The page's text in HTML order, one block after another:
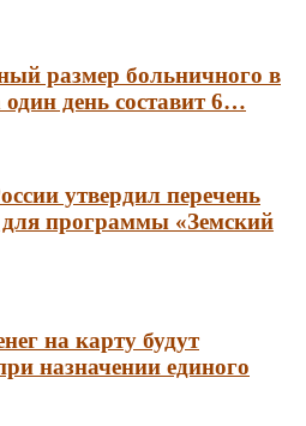
размер больничного в
один день составит 6…
утвердил перечень
для программы «Земский
на карту будут
назначении единого